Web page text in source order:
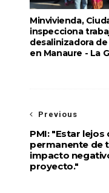
Minvivienda,
inspecciona
desalinizadora
en Manaure - La
Previous
PMI: "Estar
permanente de
impacto
proyecto."